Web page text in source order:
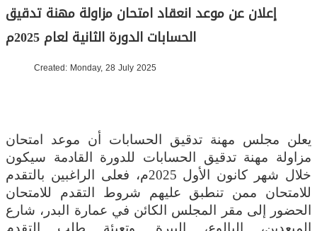
إعلان عن موعد انعقاد امتحان مزاولة مهنة تدقيق
الحسابات الدورة الثانية لعام 2025م
Created: Monday, 28 July 2025
يعلن مجلس مهنة تدقيق الحسابات أن موعد امتحان
مزاولة مهنة تدقيق الحسابات للدورة القادمة سيكون
خلال شهر كانون الأول 2025م، فعلى الراغبين بالتقدم
للامتحان ممن تنطبق عليهم شروط التقدم للامتحان
الحضور إلى مقر المجلس الكائن في عمارة البدر، شارع
المبعدين، البالوع، البيرة. وتعبئة طلب التقدم